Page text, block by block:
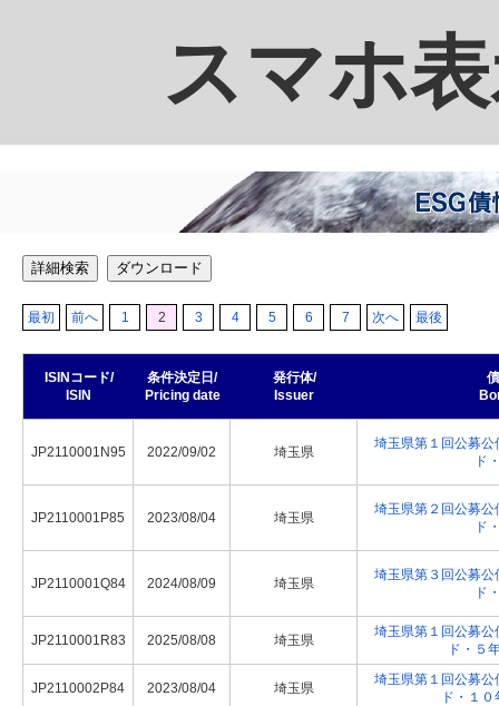
スマホ
詳細検索 ダウンロード
最初 前へ 1 2 3 4 5 6 7 次へ 最後
ISINコード/
ISIN
条件決定日/
Pricing date
発行体/
Issuer
JP2110001N95 2022/09/02 埼玉県
埼玉県第１回公募
ド
JP2110001P85 2023/08/04 埼玉県
埼玉県第２回公募
ド
JP2110001Q84 2024/08/09 埼玉県
埼玉県第３回公募
ド
JP2110001R83 2025/08/08 埼玉県
埼玉県第１回公募
ド・５
JP2110002P84 2023/08/04 埼玉県
埼玉県第１回公募
ド・１